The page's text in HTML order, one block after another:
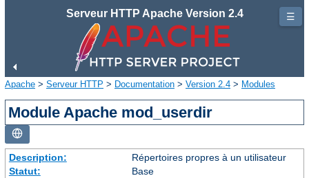
Serveur HTTP Apache Version 2.4
Apache > Serveur HTTP > Documentation > Version 2.4 > Modules
Module Apache mod_userdir
Description:
Répertoires propres à un utilisateur
Statut:
Base
☰